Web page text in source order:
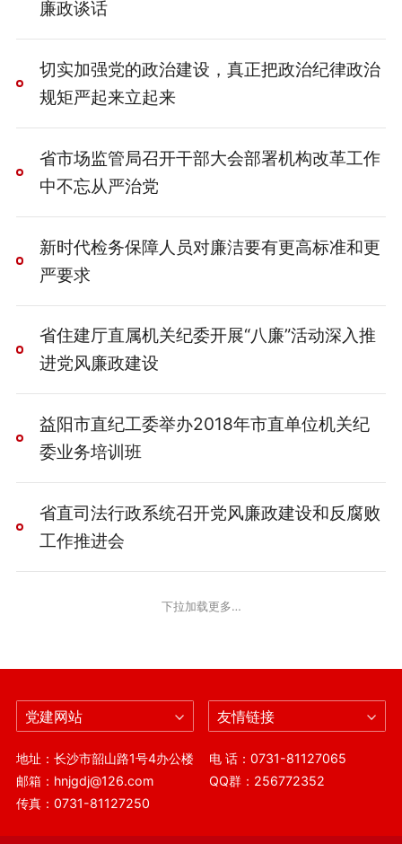
廉政谈话
切实加强党的政治建设，真正把政治纪律政治
规矩严起来立起来
省市场监管局召开干部大会部署机构改革工作
中不忘从严治党
新时代检务保障人员对廉洁要有更高标准和更
严要求
省住建厅直属机关纪委开展“八廉”活动深入推
进党风廉政建设
益阳市直纪工委举办2018年市直单位机关纪
委业务培训班
省直司法行政系统召开党风廉政建设和反腐败
工作推进会
下拉加载更多…
党建网站 友情链接
地址：长沙市韶山路1号4办公楼
电 话：0731-81127065
邮箱：hnjgdj@126.com
QQ群：256772352
传真：0731-81127250